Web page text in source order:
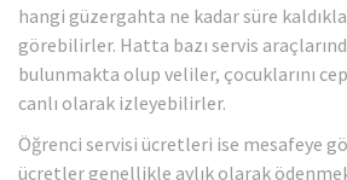
hangi güzergahta ne kadar süre
görebilirler. Hatta bazı servis
bulunmakta olup veliler, çocuklarını
canlı olarak izleyebilirler.
Öğrenci servisi ücretleri ise mesafeye
ücretler genellikle aylık olarak